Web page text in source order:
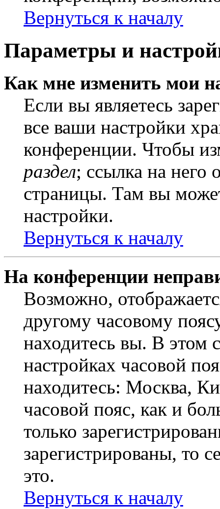
Вернуться к началу
Параметры и
Как мне изменить мои
Если вы являетесь
все ваши настройки
конференции. Чтобы
раздел; ссылка на него
страницы. Там вы
настройки.
Вернуться к началу
На конференции
Возможно,
другому часовому
находитесь вы. В этом
настройках часовой
находитесь: Москва,
часовой пояс, как и
только
зарегистрированы, то
это.
Вернуться к началу